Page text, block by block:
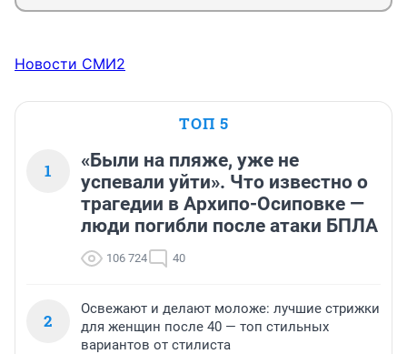
Новости СМИ2
ТОП 5
1
«Были на пляже, уже не
успевали уйти». Что известно о
трагедии в Архипо-Осиповке —
люди погибли после атаки БПЛА
106 724 40
2
Освежают и делают моложе: лучшие стрижки
для женщин после 40 — топ стильных
вариантов от стилиста